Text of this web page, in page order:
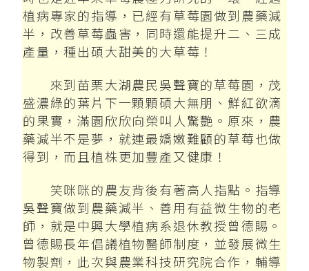
植病專家的指導，已經有草莓園做到農藥減
半，改善草莓蟲害，同時還能提升二、三成
產量，種出碩大甜美的大草莓！
來到苗栗大湖農民吳聲寶的草莓園，茂
盛濃綠的葉片下一顆顆碩大無朋、鮮紅欲滴
的果實，滿園欣欣向榮叫人驚艷。原來，農
藥減半不是夢，就連最嬌嫩難顧的草莓也做
得到，而且植株更加豐產又健康！
笑咪咪的農友背後有著高人指點。指導
吳聲寶做到農藥減半、善用有益微生物的老
師，就是中興大學植病系退休教授曾德賜。
曾德賜長年倡議植物醫師制度，並發展微生
物製劑，此次與農業科技研究院合作，輔導